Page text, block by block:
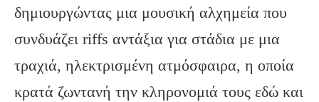
δημιουργώντας μια μουσική αλχημεία που
συνδυάζει riffs αντάξια για στάδια με μια
τραχιά, ηλεκτρισμένη ατμόσφαιρα, η οποία
κρατά ζωντανή την κληρονομιά τους εδώ και